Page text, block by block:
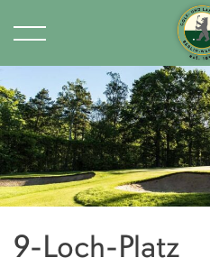
9-Loch-Platz